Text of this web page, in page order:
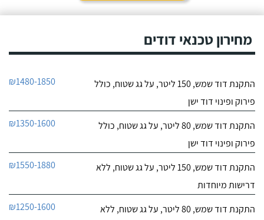
שביט דודי שמש וחשמל בע"מ
לפרטי העסק
דודי שמש" שירות טוב,
חייג עכשיו
מחירון טכנאי דודים
התקנת דוד שמש, 150 ליטר, על גג שטוח, כולל
פירוק ופינוי דוד ישן
₪1480-1850
התקנת דוד שמש, 80 ליטר, על גג שטוח, כולל
פירוק ופינוי דוד ישן
₪1350-1600
התקנת דוד שמש, 150 ליטר, על גג שטוח, ללא
דרישות מיוחדות
₪1550-1880
התקנת דוד שמש, 80 ליטר, על גג שטוח, ללא
₪1250-1600